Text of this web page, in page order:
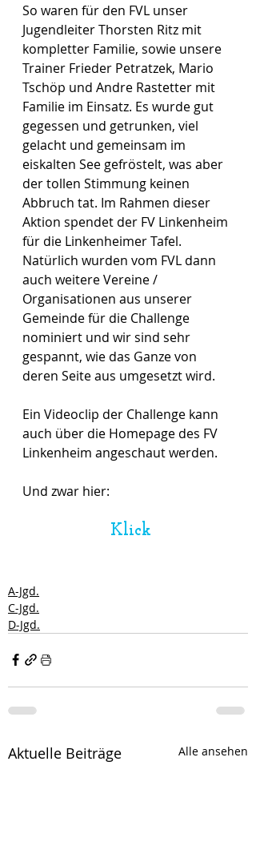
So waren für den FVL unser
Jugendleiter Thorsten Ritz mit
kompletter Familie, sowie unsere
Trainer Frieder Petratzek, Mario
Tschöp und Andre Rastetter mit
Familie im Einsatz. Es wurde gut
gegessen und getrunken, viel
gelacht und gemeinsam im
eiskalten See gefröstelt, was aber
der tollen Stimmung keinen
Abbruch tat. Im Rahmen dieser
Aktion spendet der FV Linkenheim
für die Linkenheimer Tafel.
Natürlich wurden vom FVL dann
auch weitere Vereine /
Organisationen aus unserer
Gemeinde für die Challenge
nominiert und wir sind sehr
gespannt, wie das Ganze von
deren Seite aus umgesetzt wird.
Ein Videoclip der Challenge kann
auch über die Homepage des FV
Linkenheim angeschaut werden.
Und zwar hier:
Klick
A-Jgd.
C-Jgd.
D-Jgd.
Aktuelle Beiträge Alle ansehen